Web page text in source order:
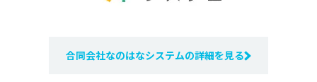
合同会社なのはなシステムの詳細を見る